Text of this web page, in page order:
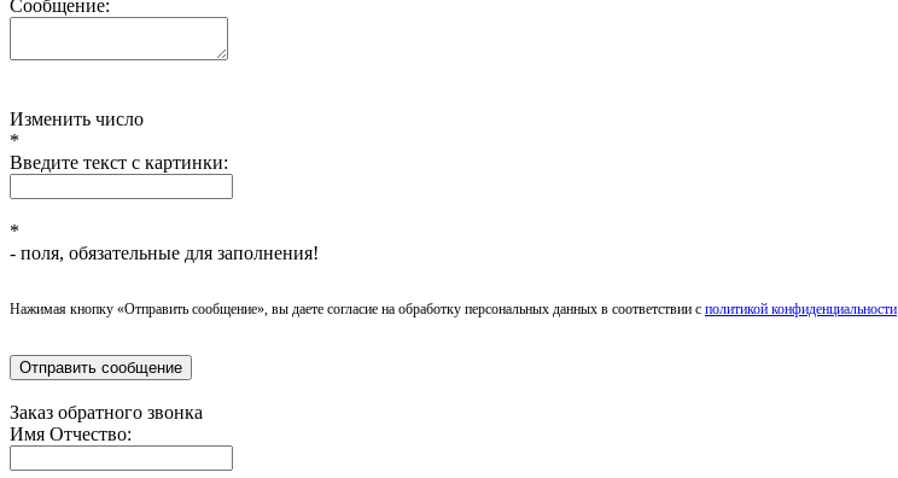
Сообщение:
Изменить число
*
Введите текст с картинки:
*
- поля, обязательные для заполнения!
Нажимая кнопку «Отправить сообщение», вы даете согласие на обработку персональных данных в соответствии c политикой конфиденциальности
Отправить сообщение
Заказ обратного звонка
Имя Отчество: